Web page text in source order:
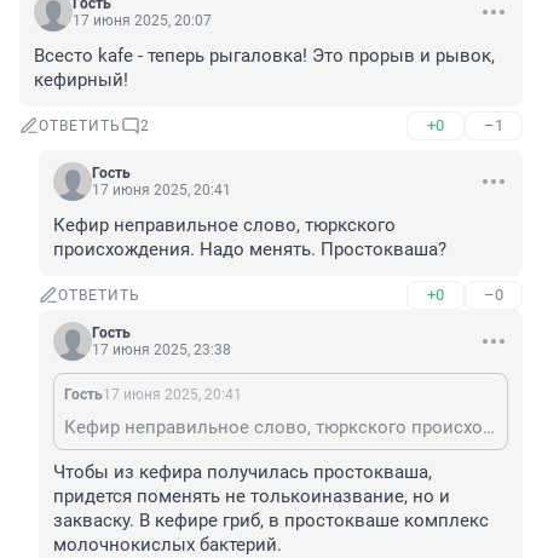
Гость
17 июня 2025, 20:07
Всесто kafe - теперь рыгаловка! Это прорыв и рывок,
кефирный!
ОТВЕТИТЬ 2 +0 –1
Гость
17 июня 2025, 20:41
Кефир неправильное слово, тюркского
происхождения. Надо менять. Простокваша?
ОТВЕТИТЬ +0 –0
Гость
17 июня 2025, 23:38
Гость17 июня 2025, 20:41
Кефир неправильное слово, тюркского происхождения. Надо менять. Простокваша?
Чтобы из кефира получилась простокваша,
придется поменять не толькоиназвание, но и
закваску. В кефире гриб, в простокваше комплекс
молочнокислых бактерий.